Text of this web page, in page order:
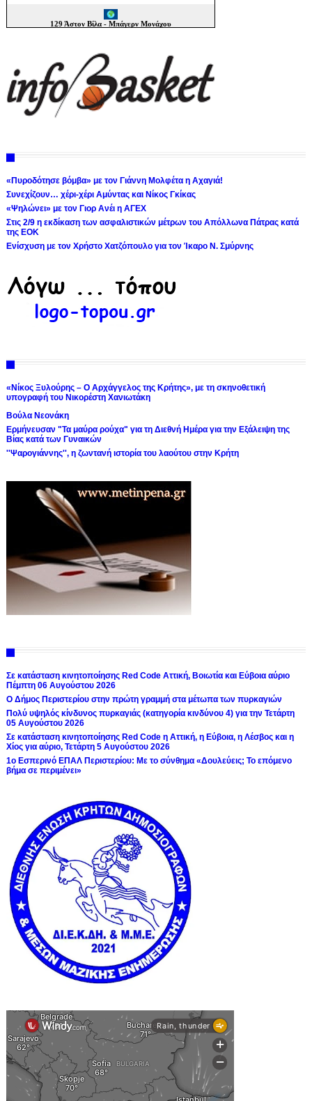
«Πυροδότησε βόμβα» με τον Γιάννη Μολφέτα η Αχαγιά!
Συνεχίζουν… χέρι-χέρι Αμύντας και Νίκος Γκίκας
«Ψηλώνει» με τον Γιορ Ανέι η ΑΓΕΧ
Στις 2/9 η εκδίκαση των ασφαλιστικών μέτρων του Απόλλωνα Πάτρας κατά
της ΕΟΚ
Ενίσχυση με τον Χρήστο Χατζόπουλο για τον Ίκαρο Ν. Σμύρνης
«Νίκος Ξυλούρης – Ο Αρχάγγελος της Κρήτης», με τη σκηνοθετική
υπογραφή του Νικορέστη Χανιωτάκη
Βούλα Νεονάκη
Ερμήνευσαν "Τα μαύρα ρούχα" για τη Διεθνή Ημέρα για την Εξάλειψη της
Βίας κατά των Γυναικών
''Ψαρογιάννης'', η ζωντανή ιστορία του λαούτου στην Κρήτη
Σε κατάσταση κινητοποίησης Red Code Αττική, Βοιωτία και Εύβοια αύριο
Πέμπτη 06 Αυγούστου 2026
Ο Δήμος Περιστερίου στην πρώτη γραμμή στα μέτωπα των πυρκαγιών
Πολύ υψηλός κίνδυνος πυρκαγιάς (κατηγορία κινδύνου 4) για την Τετάρτη
05 Αυγούστου 2026
Σε κατάσταση κινητοποίησης Red Code η Αττική, η Εύβοια, η Λέσβος και η
Χίος για αύριο, Τετάρτη 5 Αυγούστου 2026
1ο Εσπερινό ΕΠΑΛ Περιστερίου: Με το σύνθημα «Δουλεύεις; Το επόμενο
βήμα σε περιμένει»